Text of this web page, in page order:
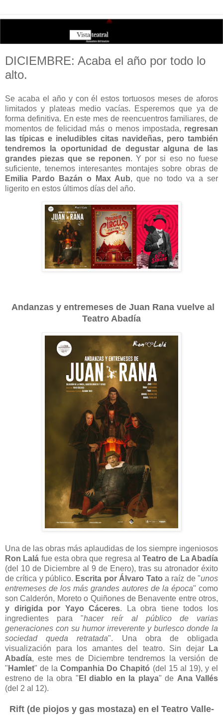
DICIEMBRE: Acaba el año por todo lo
alto.
Se acaba el año y con él estos tortuosos meses de aforos
limitados y plateas medio vacías. Esperemos que ya de
forma definitiva. En este mes de reencuentros familiares, de
momentos de felicidad más o menos impostada, regresan
las típicas e ineludibles citas navideñas, pero también
tendremos la oportunidad de degustar alguna de las
grandes piezas que se reponen. Y por si eso no fuese
suficiente, tenemos interesantes montajes sobre obras de
Emilia Pardo Bazán o Max Aub, que no todo va a ser
ligerito en estos últimos días del año.
Andanzas y entremeses de Juan Rana vuelve al
Teatro Abadía
Una de las obras más aplaudidas de los siempre ingeniosos
Ron Lalá fue esta obra que regresa alTeatro de La Abadía
(del 10 de Diciembre al 9 de Enero), tras su atronador éxito
de crítica y público. Escrita por Álvaro Tato a raíz de "unos
entremeses de los más grandes autores de la época" como
son Calderón, Moreto o Quiñones de Benavente entre otros,
y dirigida por Yayo Cáceres. La obra tiene todos los
ingredientes para "hacer reír al público de varias
generaciones con su humor irreverente y burlesco donde la
sociedad queda retratada". Una obra de obligada
visualización para los amantes del teatro. Sin dejar
La
Abadía, este mes de Diciembre tendremos la versión de
" Hamlet" de laCompanhia Do Chapitó (del 15 al 19), y el
estreno de la obra " El diablo en la playa" de Ana Vallés
(del 2 al 12).
Rift (de piojos y gas mostaza) en el Teatro Valle-